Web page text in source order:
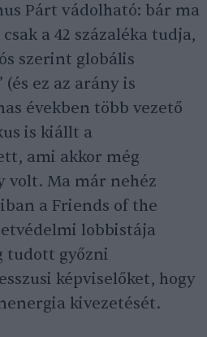
Párt vádolható: bár ma
a 42 százaléka tudja,
szerint globális
ez az arány is
években több vezető
is kiállt a
ami akkor még
volt. Ma már nehéz
a Friends of the
lobbistája
tudott győzni
képviselőket, hogy
kivezetését.